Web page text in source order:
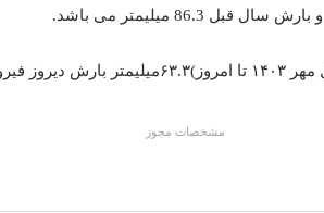
میلیمتر
مشخصات مجوز